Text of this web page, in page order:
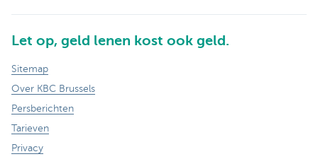
Let op, geld lenen kost ook geld.
Sitemap
Over KBC Brussels
Persberichten
Tarieven
Privacy